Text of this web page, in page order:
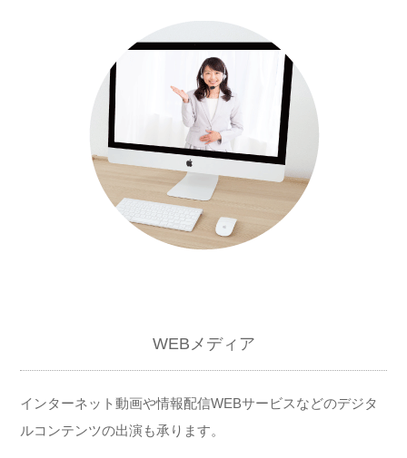
WEBメディア
インターネット動画や情報配信WEBサービスなどのデジタ
ルコンテンツの出演も承ります。